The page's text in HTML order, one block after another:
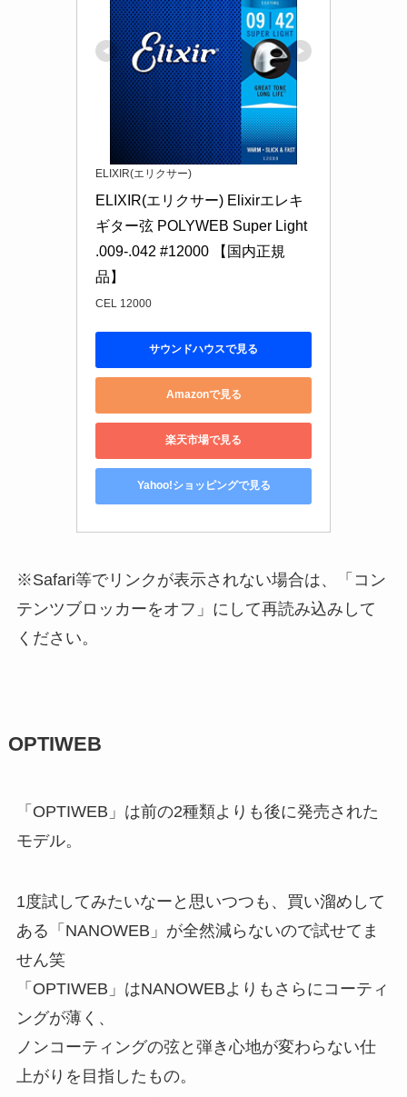
ELIXIR(エリクサー)
ELIXIR(エリクサー) Elixirエレキ
ギター弦 POLYWEB Super Light
.009-.042 #12000 【国内正規
品】
CEL 12000
サウンドハウスで見る
Amazonで見る
楽天市場で見る
Yahoo!ショッピングで見る
※Safari等でリンクが表示されない場合は、「コン
テンツブロッカーをオフ」にして再読み込みして
ください。
OPTIWEB
「 OPTIWEB 」は前の2種類よりも後に発売された
モデル。
1度試してみたいなーと思いつつも、買い溜めして
ある「NANOWEB」が全然減らないので試せてま
せん笑
「OPTIWEB」はNANOWEBよりもさらにコーティ
ングが薄く、
ノンコーティングの弦と弾き心地が変わらない仕
上がりを目指したもの。